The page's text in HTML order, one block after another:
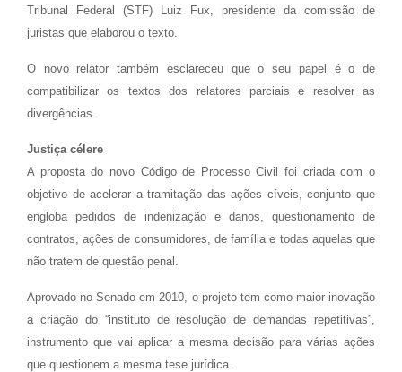
Tribunal Federal (STF) Luiz Fux, presidente da comissão de
juristas que elaborou o texto.
O novo relator também esclareceu que o seu papel é o de
compatibilizar os textos dos relatores parciais e resolver as
divergências.
Justiça célere
A proposta do novo Código de Processo Civil foi criada com o
objetivo de acelerar a tramitação das ações cíveis, conjunto que
engloba pedidos de indenização e danos, questionamento de
contratos, ações de consumidores, de família e todas aquelas que
não tratem de questão penal.
Aprovado no Senado em 2010, o projeto tem como maior inovação
a criação do “instituto de resolução de demandas repetitivas”,
instrumento que vai aplicar a mesma decisão para várias ações
que questionem a mesma tese jurídica.